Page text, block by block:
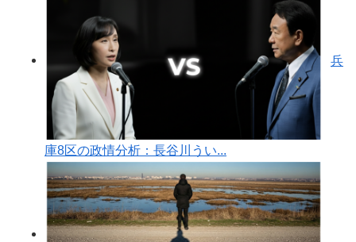
兵
庫8区の政情分析：長谷川うい...